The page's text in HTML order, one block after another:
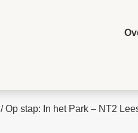
/ Op stap: In het Park – NT2